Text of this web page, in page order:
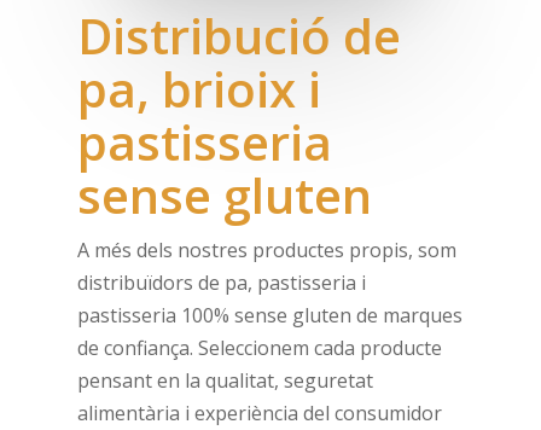
Distribució de
pa, brioix i
pastisseria
sense gluten
A més dels nostres productes propis, som
distribuïdors de pa, pastisseria i
pastisseria 100% sense gluten de marques
de confiança. Seleccionem cada producte
pensant en la qualitat, seguretat
alimentària i experiència del consumidor